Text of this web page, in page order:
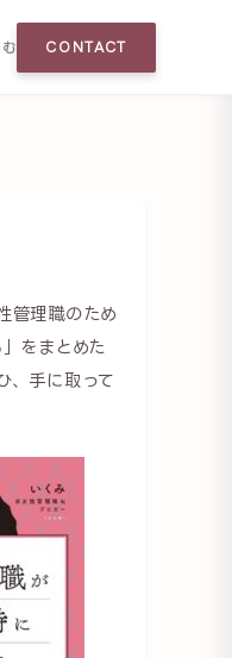
CONTACT
管理職のため
をまとめた
、手に取って